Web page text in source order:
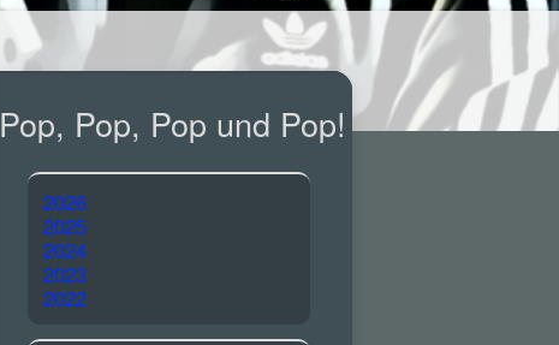
Pop, Pop, Pop und Pop!
2026
2025
2024
2023
2022